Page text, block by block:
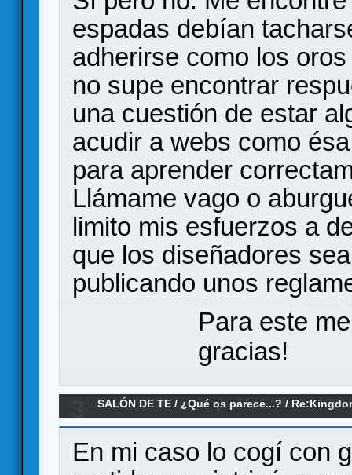
espadas debían
adherirse como los
no supe encontrar
una cuestión de estar
acudir a webs como
para aprender
Llámame vago o
limito mis esfuerzos a
que los diseñadores
publicando unos
Para este
gracias!
SALÓN DE TE /¿Qué os parece...? /
En mi caso lo cogí con